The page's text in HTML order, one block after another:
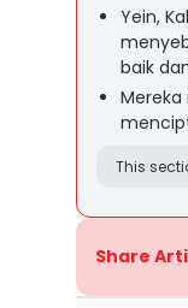
Yein,
baik
This
Share